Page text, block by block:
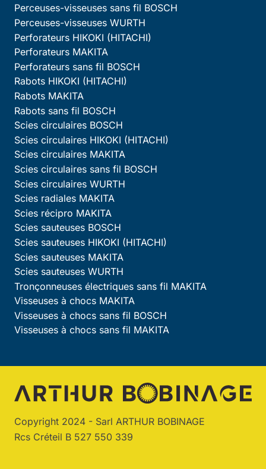
Perceuses-visseuses sans fil BOSCH
Perceuses-visseuses WURTH
Perforateurs HIKOKI (HITACHI)
Perforateurs MAKITA
Perforateurs sans fil BOSCH
Rabots HIKOKI (HITACHI)
Rabots MAKITA
Rabots sans fil BOSCH
Scies circulaires BOSCH
Scies circulaires HIKOKI (HITACHI)
Scies circulaires MAKITA
Scies circulaires sans fil BOSCH
Scies circulaires WURTH
Scies radiales MAKITA
Scies récipro MAKITA
Scies sauteuses BOSCH
Scies sauteuses HIKOKI (HITACHI)
Scies sauteuses MAKITA
Scies sauteuses WURTH
Tronçonneuses électriques sans fil MAKITA
Visseuses à chocs MAKITA
Visseuses à chocs sans fil BOSCH
Visseuses à chocs sans fil MAKITA
Copyright 2024 - Sarl ARTHUR BOBINAGE
Rcs Créteil B 527 550 339